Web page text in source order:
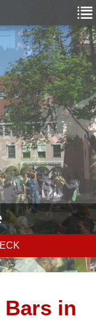
Bars in